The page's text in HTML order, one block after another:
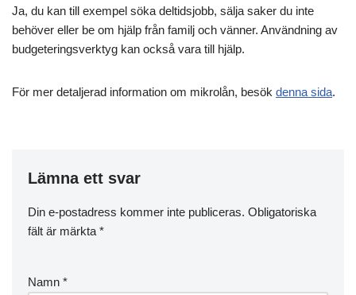
Ja, du kan till exempel söka deltidsjobb, sälja saker du inte
behöver eller be om hjälp från familj och vänner. Användning av
budgeteringsverktyg kan också vara till hjälp.
För mer detaljerad information om mikrolån, besök denna sida.
Lämna ett svar
Din e-postadress kommer inte publiceras. Obligatoriska
fält är märkta *
Namn *